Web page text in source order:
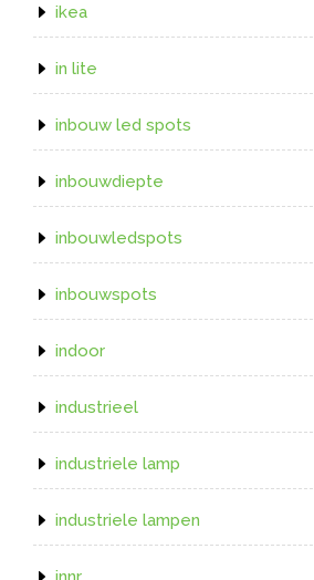
ikea
in lite
inbouw led spots
inbouwdiepte
inbouwledspots
inbouwspots
indoor
industrieel
industriele lamp
industriele lampen